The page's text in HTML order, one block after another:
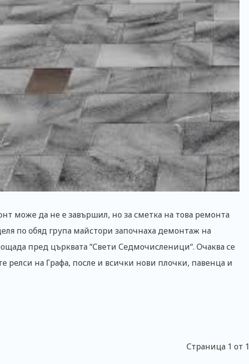
може да не е завършил, но за сметка на това ремонта
по обяд група майстори започнаха демонтаж на
пред църквата “Свети Седмочисленици“. Очаква се
релси на Графа, после и всички нови плочки, павенца и
Страница 1 от 1